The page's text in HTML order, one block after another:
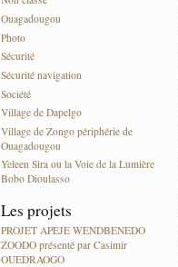
Ouagadougou
Photo
Sécurité
Sécurité navigation
Société
Village de Dapelgo
Village de Zongo périphérie de
Ouagadougou
Yeleen Sira ou la Voie de la Lumière
Bobo Dioulasso
Les projets
PROJET APEJE WENDBENEDO
ZOODO présenté par Casimir
OUEDRAOGO